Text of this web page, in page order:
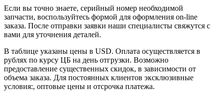
Если вы точно знаете, серийный номер необходимой
запчасти, воспользуйтесь формой для оформления on-line
заказа. После отправки заявки наши специалисты свяжутся с
вами для уточнения деталей.
В таблице указаны цены в USD. Оплата осуществляется в
рублях по курсу ЦБ на день отгрузки. Возможно
предоставление существенных скидок, в зависимости от
объема заказа. Для постоянных клиентов эксклюзивные
условия:, оптовые цены и отсрочка платежа.